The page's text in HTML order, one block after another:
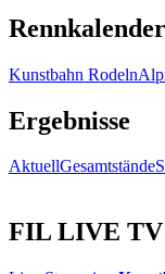
Rennkalender
Kunstbahn Rodeln
Ergebnisse
AktuellGesamtstände
FIL LIVE TV